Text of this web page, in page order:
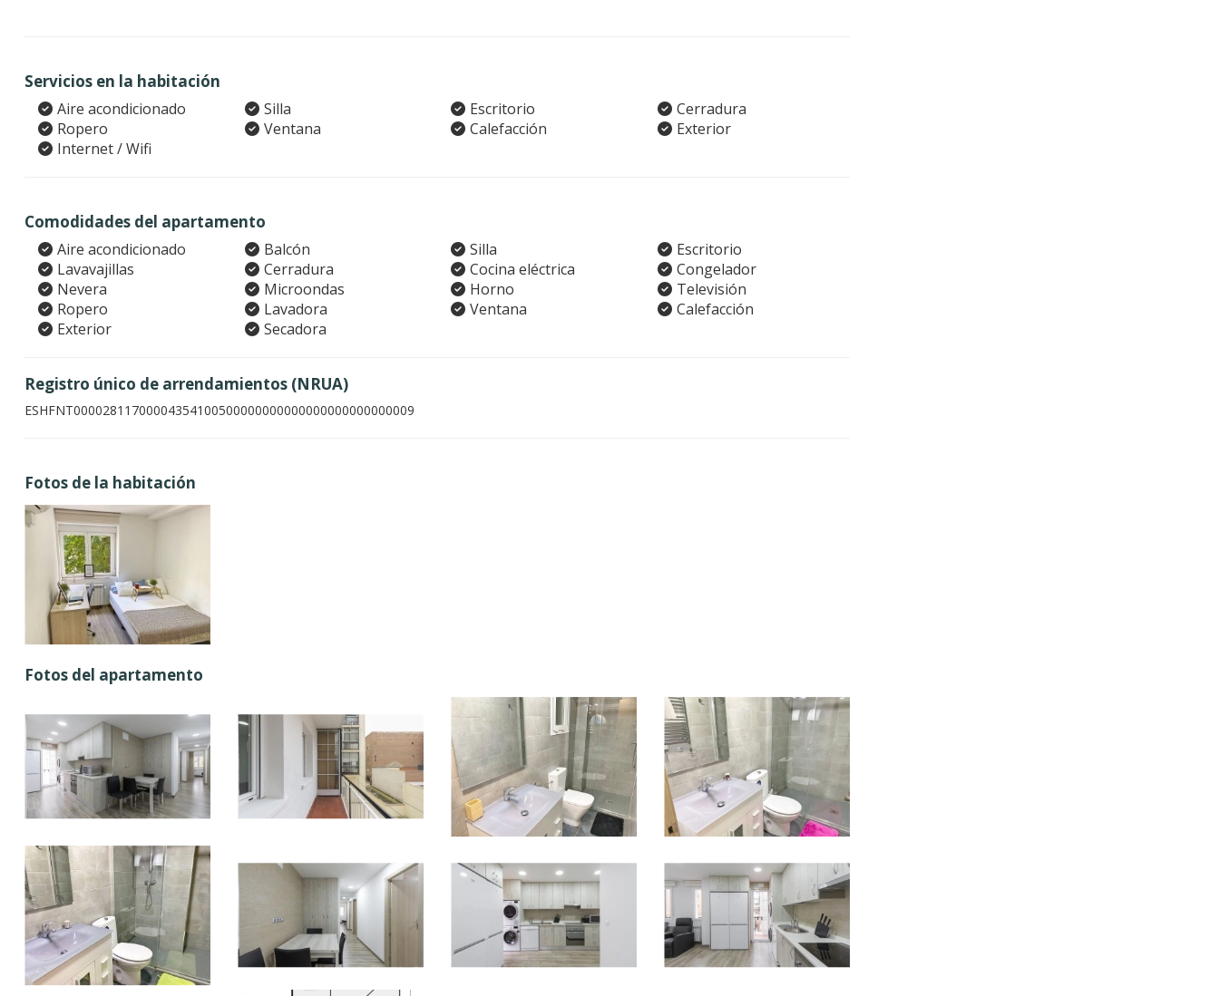
Servicios en la habitación
Aire acondicionado Silla Escritorio
Cerradura
Ropero
Ventana Calefacción
Exterior
Internet / Wifi
Comodidades del apartamento
Aire acondicionado Balcón Silla
Escritorio
Lavavajillas
Cerradura Cocina eléctrica
Congelador
Nevera
Microondas Horno
Televisión
Ropero
Lavadora Ventana
Calefacción
Exterior
Secadora
Registro único de arrendamientos (NRUA)
ESHFNT00002811700004354100500000000000000000000000009
Fotos de la habitación
Fotos del apartamento